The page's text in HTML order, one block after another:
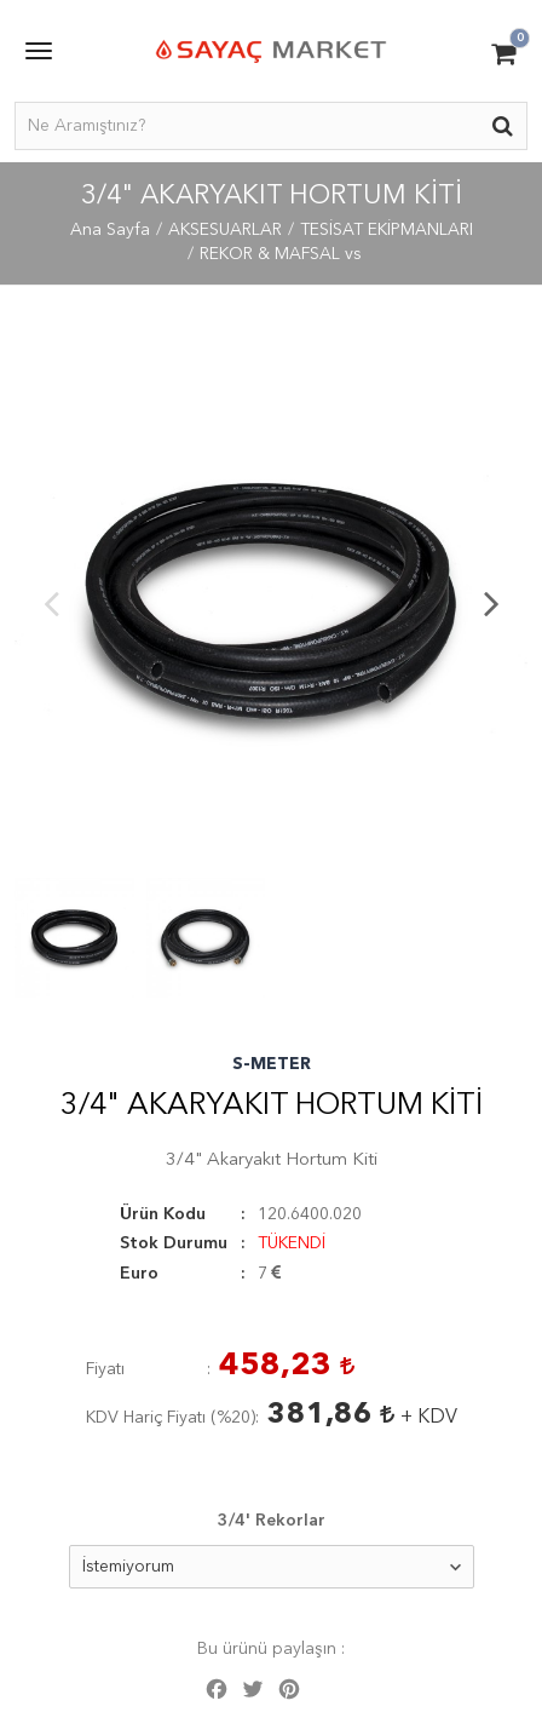
0
3/4" AKARYAKIT HORTUM KITI
Ana Sayfa AKSESUARLAR
TESİSAT EKİPMANLARI
REKOR & MAFSAL vs
S-METER
3/4" AKARYAKIT HORTUM KITI
3/4" Akaryakıt Hortum Kiti
Ürün Kodu
120.6400.020
Stok Durumu
TÜKENDİ
Euro
7
Fiyatı 458,23
KDV Hariç Fiyatı (%20) 381,86 + KDV
3/4' Rekorlar
Bu ürünü paylaşın :
Facebook
Twitter